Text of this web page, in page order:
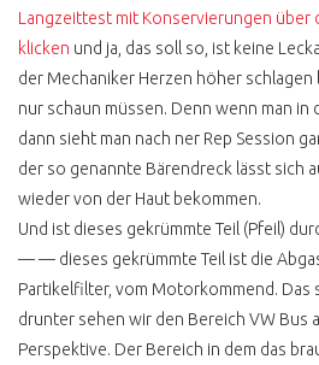
VW BUS KAUFEN
TRAUMBUS SELBST
FINDEN
MEIN BUDGET
ONLINE AUKTIONEN
FAKE ANGEBOTE
WERTANLAGE VW BUS
GEKAUFT UND
Langzeittest mit Konservierungen über
klicken und ja, das soll so, ist keine
der Mechaniker Herzen höher schlagen
nur schaun müssen. Denn wenn man in
dann sieht man nach ner Rep Session
der so genannte Bärendreck lässt sich
wieder von der Haut bekommen.
Und ist dieses gekrümmte Teil (Pfeil)
— — dieses gekrümmte Teil ist die
Partikelfilter, vom Motorkommend. Das
drunter sehen wir den Bereich VW Bus
Perspektive. Der Bereich in dem das